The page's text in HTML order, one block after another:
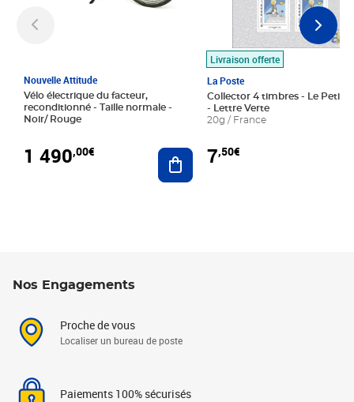
Nouvelle Attitude
Vélo électrique du facteur,
reconditionné - Taille normale -
Noir/ Rouge
1 490,00€ Ajouter au panier
Livraison offerte
La Poste
Collector 4 timbres - Le Petit
- Lettre Verte
20g / France
7,50€
Nos Engagements
Proche de vous
Localiser un bureau de poste
Paiements 100% sécurisés